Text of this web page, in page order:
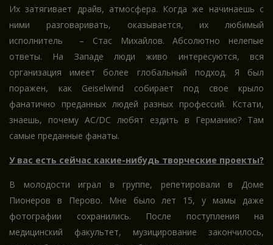
Их затягивает драйв, атмосфера. Когда же начинаешь с
ними разговаривать, оказывается, их любимый
исполнитель – Стас Михайлов. Абсолютно нелепые
ответы. На Западе люди живо интересуются, вся
организация имеет более глобальный подход. Я был
поражен, как Geiselwind собирает под свое крыло
фанатично преданных людей разных профессий. Кстати,
знаешь, почему AC/DC любят ездить в Германию? Там
самые преданные фанаты.
У вас есть сейчас какие-нибудь творческие проекты?
В молодости играл в группе, репетировали в Доме
Пионеров в Перово. Мне было лет 15, у мамы даже
фотографии сохранились. После поступления на
медицинский факультет, музицирование закончилось,